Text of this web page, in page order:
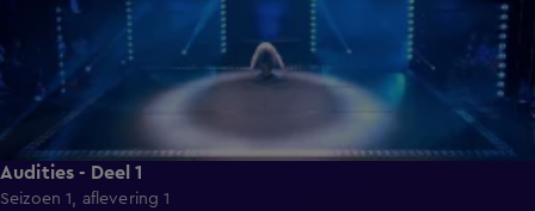
Audities - Deel 1
Seizoen 1, aflevering 1